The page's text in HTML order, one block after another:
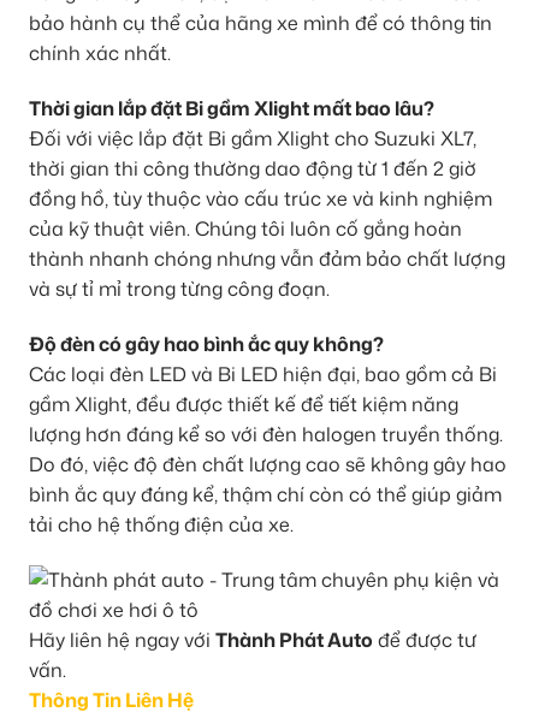
bảo hành cụ thể của hãng xe mình để có thông tin
chính xác nhất.
Thời gian lắp đặt Bi gầm Xlight mất bao lâu?
Đối với việc lắp đặt Bi gầm Xlight cho Suzuki XL7,
thời gian thi công thường dao động từ 1 đến 2 giờ
đồng hồ, tùy thuộc vào cấu trúc xe và kinh nghiệm
của kỹ thuật viên. Chúng tôi luôn cố gắng hoàn
thành nhanh chóng nhưng vẫn đảm bảo chất lượng
và sự tỉ mỉ trong từng công đoạn.
Độ đèn có gây hao bình ắc quy không?
Các loại đèn LED và Bi LED hiện đại, bao gồm cả Bi
gầm Xlight, đều được thiết kế để tiết kiệm năng
lượng hơn đáng kể so với đèn halogen truyền thống.
Do đó, việc độ đèn chất lượng cao sẽ không gây hao
bình ắc quy đáng kể, thậm chí còn có thể giúp giảm
tải cho hệ thống điện của xe.
Hãy liên hệ ngay với Thành Phát Auto để được tư
vấn.
Thông Tin Liên Hệ